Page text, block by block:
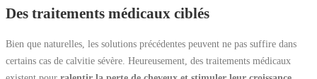
Des traitements médicaux ciblés
Bien que naturelles, les solutions précédentes peuvent ne pas suffire dans
certains cas de calvitie sévère. Heureusement, des traitements médicaux